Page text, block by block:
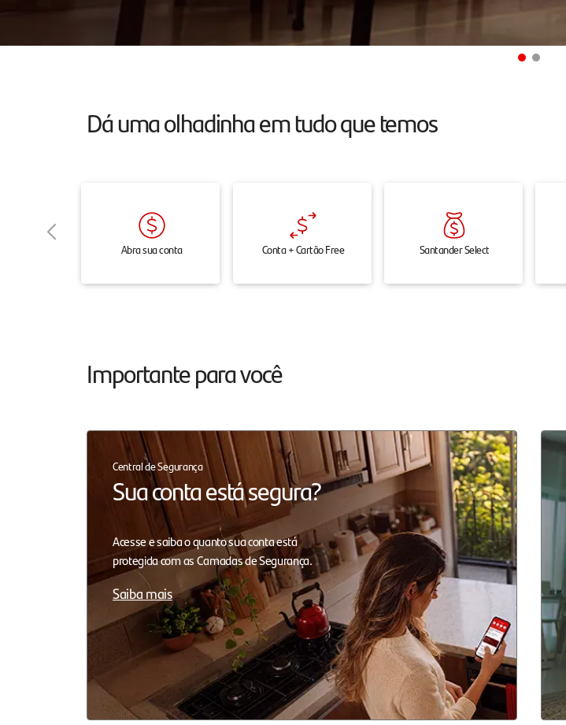
chat,
Dá uma olhadinha em tudo que temos
Abra sua conta Conta + Cartão Free Santander Select
Importante para você
Central de Segurança
Sua conta está segura?
Acesse e saiba o quanto sua conta está
protegida com as Camadas de Segurança.
Saiba mais